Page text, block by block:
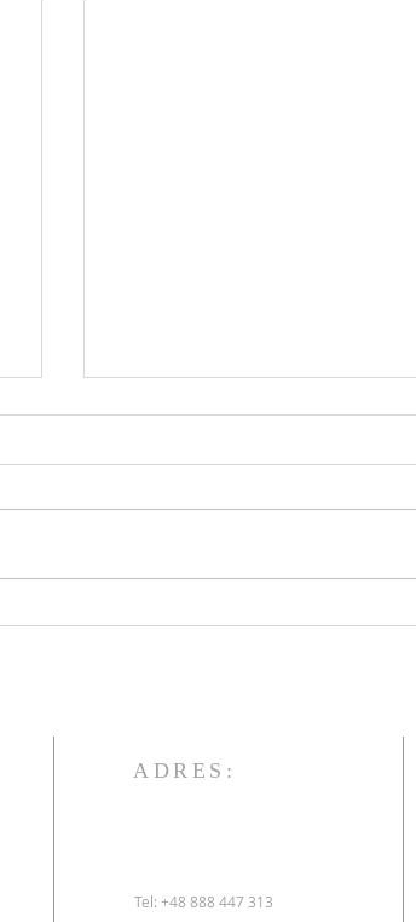
ADRES:
Tel: +48 888 447 313